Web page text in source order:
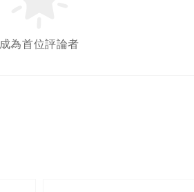
成為首位評論者